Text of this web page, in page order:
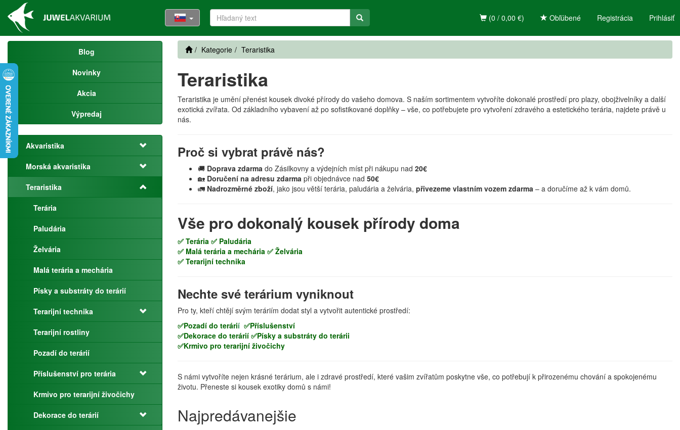
Registrácia Prihlásiť
(0 / 0,00 €) Obľúbené
Blog
Novinky
Akcia
Výpredaj
Akvaristika
Morská akvaristika
Teraristika
Terária
Paludária
Želvária
Malá terária a mechária
Písky a substráty do terárií
Terarijní technika
Terarijní rostliny
Pozadí do terárií
Příslušenství pro terária
Krmivo pro terarijní živočichy
Dekorace do terárií
Kategorie Teraristika
Teraristika
Teraristika je umění přenést kousek divoké přírody do vašeho domova. S naším sortimentem vytvoříte dokonalé prostředí pro plazy, obojživelníky a další
exotická zvířata. Od základního vybavení až po sofistikované doplňky – vše, co potřebujete pro vytvoření zdravého a estetického terária, najdete právě u
nás.
Proč si vybrat právě nás?
🚚 Doprava zdarma do Zásilkovny a výdejních míst při nákupu nad 20€
🏡 Doručení na adresu zdarma při objednávce nad 50€
🚛 Nadrozměrné zboží, jako jsou větší terária, paludária a želvária, přivezeme vlastním vozem zdarma – a doručíme až k vám domů.
Vše pro dokonalý kousek přírody doma
✅ Terária ✅ Paludária
✅ Malá terária a mechária ✅ Želvária
✅ Terarijní technika
Nechte své terárium vyniknout
Pro ty, kteří chtějí svým teráriím dodat styl a vytvořit autentické prostředí:
✅Pozadí do terárií ✅Příslušenství
✅Dekorace do terárií ✅Písky a substráty do terárii
✅Krmivo pro terarijní živočichy
S námi vytvoříte nejen krásné terárium, ale i zdravé prostředí, které vašim zvířatům poskytne vše, co potřebují k přirozenému chování a spokojenému
životu. Přeneste si kousek exotiky domů s námi!
Najpredávanejšie